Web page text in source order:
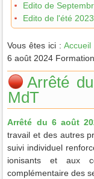
Edito de
Edito de l'été 2023
Vous êtes ici : Accueil
6 août 2024
Arrêté
MdT
Arrêté du 6 août
travail et des autres
suivi individuel
ionisants et aux
complémentaire des